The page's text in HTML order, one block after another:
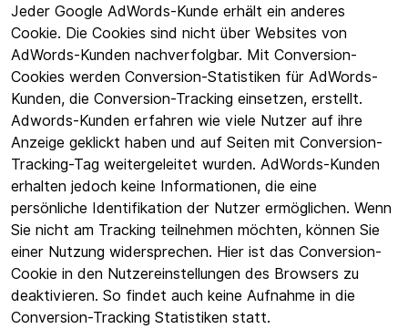
Jeder Google AdWords-Kunde erhält ein anderes
Cookie. Die Cookies sind nicht über Websites von
AdWords-Kunden nachverfolgbar. Mit Conversion-
Cookies werden Conversion-Statistiken für AdWords-
Kunden, die Conversion-Tracking einsetzen, erstellt.
Adwords-Kunden erfahren wie viele Nutzer auf ihre
Anzeige geklickt haben und auf Seiten mit Conversion-
Tracking-Tag weitergeleitet wurden. AdWords-Kunden
erhalten jedoch keine Informationen, die eine
persönliche Identifikation der Nutzer ermöglichen. Wenn
Sie nicht am Tracking teilnehmen möchten, können Sie
einer Nutzung widersprechen. Hier ist das Conversion-
Cookie in den Nutzereinstellungen des Browsers zu
deaktivieren. So findet auch keine Aufnahme in die
Conversion-Tracking Statistiken statt.